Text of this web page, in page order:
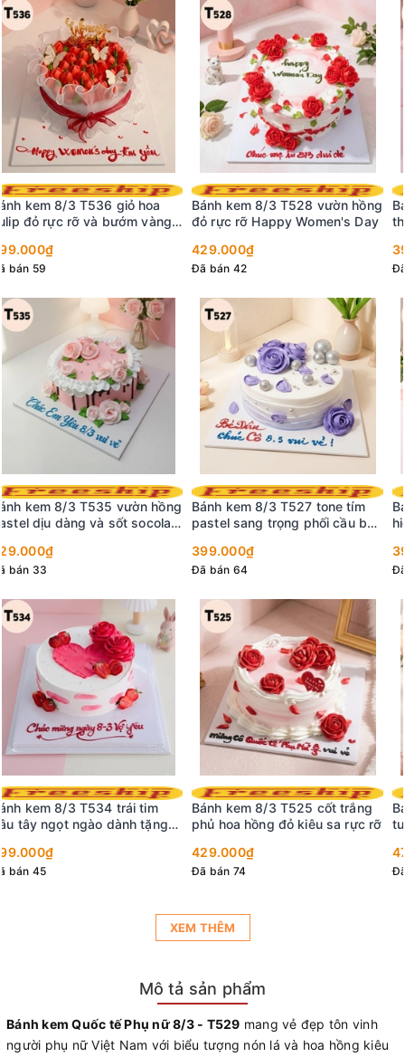
Bánh kem 8/3 T520 Minimalist
thanh lịch với nho xanh và dâu
399.000₫
Đã bán 55
Bánh kem 8/3 T519 mẫu bánh
hiện đại decor trái cây và
399.000₫
Đã bán 32
Bánh kem 8/3 T518 trái tim
tuyết trắng và hoa hồng rực rỡ
479.000₫
Đã bán 21
XEM THÊM
Mô tả sản phẩm
Bánh kem Quốc tế Phụ nữ 8/3 - T529 mang vẻ đẹp tôn vinh
người phụ nữ Việt Nam với biểu tượng nón lá và hoa hồng kiêu